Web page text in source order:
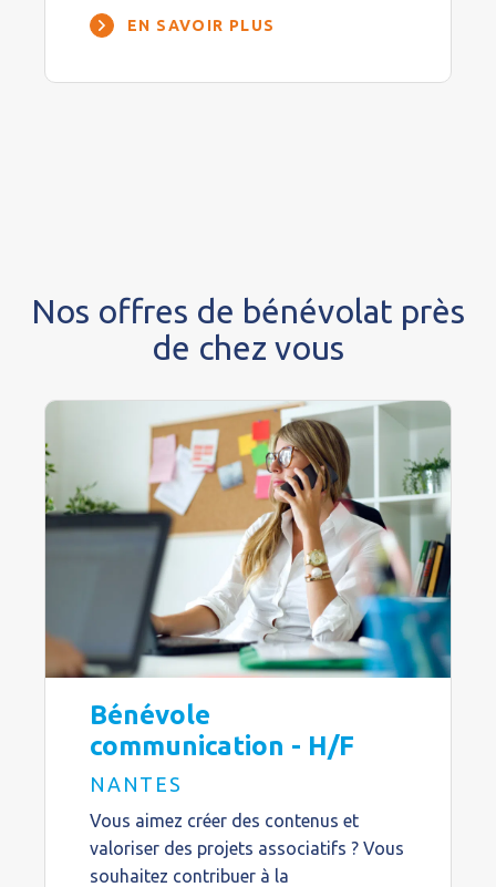
EN SAVOIR PLUS
Nos offres de bénévolat près
de chez vous
Bénévole
communication - H/F
NANTES
Vous aimez créer des contenus et
valoriser des projets associatifs ? Vous
souhaitez contribuer à la